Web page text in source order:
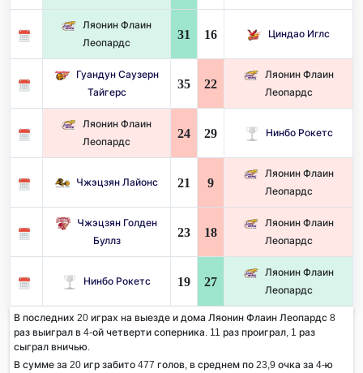
Ляонин Флаин
Леопардс
31 16 Циндао Иглс
Гуандун Саузерн
Тайгерс
35 22
Ляонин Флаин
Леопардс
Ляонин Флаин
Леопардс
24 29 Нинбо Рокетс
Чжэцзян Лайонс 21 9
Ляонин Флаин
Леопардс
Чжэцзян Голден
Буллз
23 18
Ляонин Флаин
Леопардс
Нинбо Рокетс 19 27
Ляонин Флаин
Леопардс
В последних 20 играх на выезде и дома Ляонин Флаин Леопардс 8
раз выиграл в 4-ой четверти соперника. 11 раз проиграл, 1 раз
сыграл вничью.
В сумме за 20 игр забито 477 голов, в среднем по 23,9 очка за 4-ю